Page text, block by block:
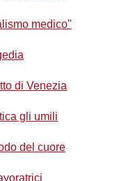
medico"
di Venezia
gli umili
del cuore